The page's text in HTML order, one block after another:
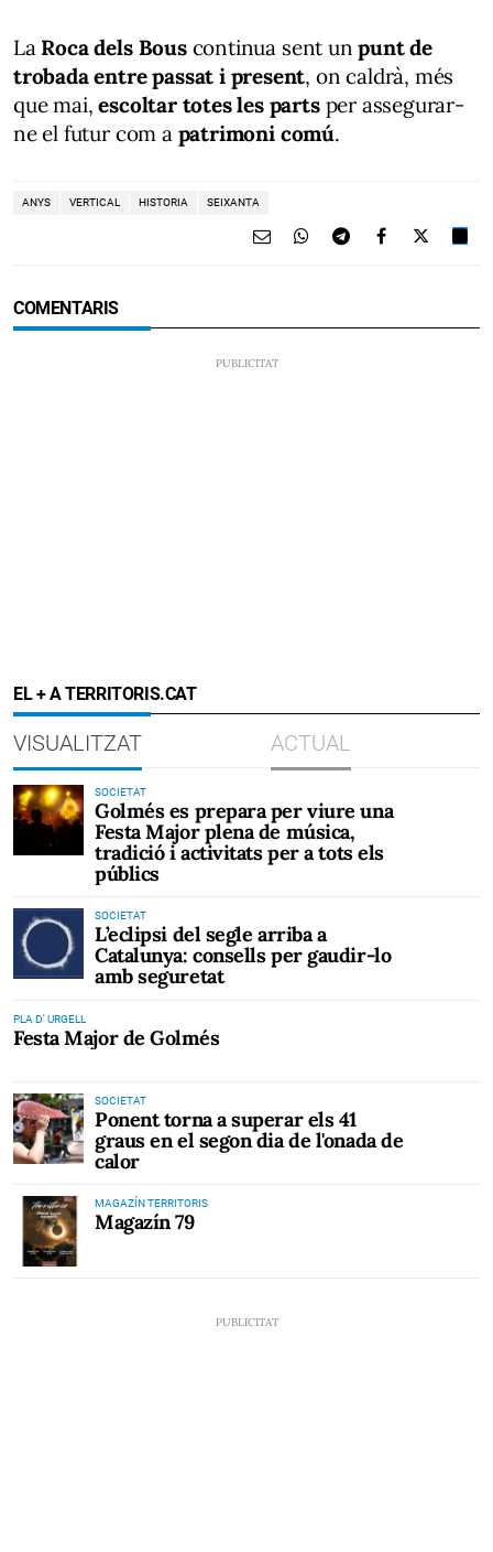
La Roca dels Bouscontinua sent unpunt de
trobada entre passat i present, on caldrà, més
que mai,escoltar totes les partsper assegurar-
ne el futur com a patrimoni comú.
ANYS VERTICAL HISTORIA SEIXANTA
COMENTARIS
EL + A TERRITORIS.CAT
VISUALITZAT ACTUAL
SOCIETAT
Golmés es prepara per viure una
Festa Major plena de música,
tradició i activitats per a tots els
públics
SOCIETAT
L’eclipsi del segle arriba a
Catalunya: consells per gaudir-lo
amb seguretat
PLA D' URGELL
Festa Major de Golmés
SOCIETAT
Ponent torna a superar els 41
graus en el segon dia de l'onada de
calor
MAGAZÍN TERRITORIS
Magazín 79